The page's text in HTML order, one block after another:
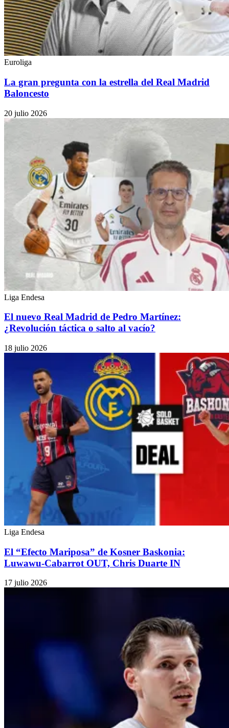
Euroliga
La gran pregunta con la estrella del Real Madrid
Baloncesto
20 julio 2026
Liga Endesa
El nuevo Real Madrid de Pedro Martínez:
¿Revolución táctica o salto al vacío?
18 julio 2026
Liga Endesa
El “Efecto Mariposa” de Kosner Baskonia:
Luwawu-Cabarrot OUT, Chris Duarte IN
17 julio 2026